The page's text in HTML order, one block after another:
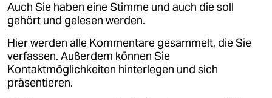
Auch Sie haben eine Stimme und auch die soll
gehört und gelesen werden.
Hier werden alle Kommentare gesammelt, die Sie
verfassen. Außerdem können Sie
Kontaktmöglichkeiten hinterlegen und sich
präsentieren.